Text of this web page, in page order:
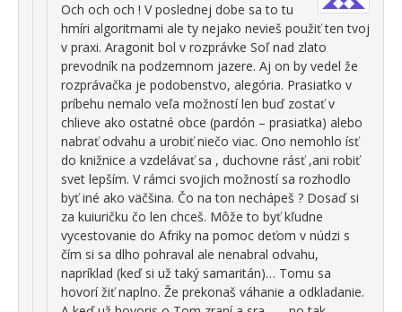
Och och och ! V poslednej dobe sa to tu
hmíri algoritmami ale ty nejako nevieš použiť ten tvoj
v praxi. Aragonit bol v rozprávke Soľ nad zlato
prevodník na podzemnom jazere. Aj on by vedel že
rozprávačka je podobenstvo, alegória. Prasiatko v
príbehu nemalo veľa možností len buď zostať v
chlieve ako ostatné obce (pardón – prasiatka) alebo
nabrať odvahu a urobiť niečo viac. Ono nemohlo ísť
do knižnice a vzdelávať sa , duchovne rásť ,ani robiť
svet lepším. V rámci svojich možností sa rozhodlo
byť iné ako väčšina. Čo na ton nechápeš ? Dosaď si
za kuiuričku čo len chceš. Môže to byť kľudne
vycestovanie do Afriky na pomoc deťom v núdzi s
čím si sa dlho pohraval ale nenabral odvahu,
napríklad (keď si už taký samaritán)… Tomu sa
hovorí žiť naplno. Že prekonaš váhanie a odkladanie.